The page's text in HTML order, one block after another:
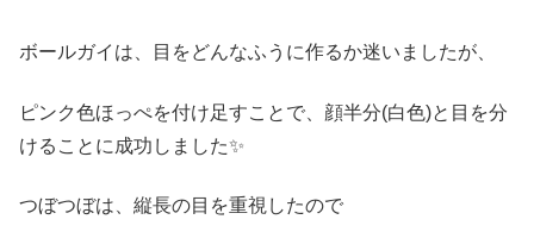
ボールガイは、目をどんなふうに作るか迷いましたが、
ピンク色ほっぺを付け足すことで、顔半分(白色)と目を分
けることに成功しました✨
つぼつぼは、縦長の目を重視したので